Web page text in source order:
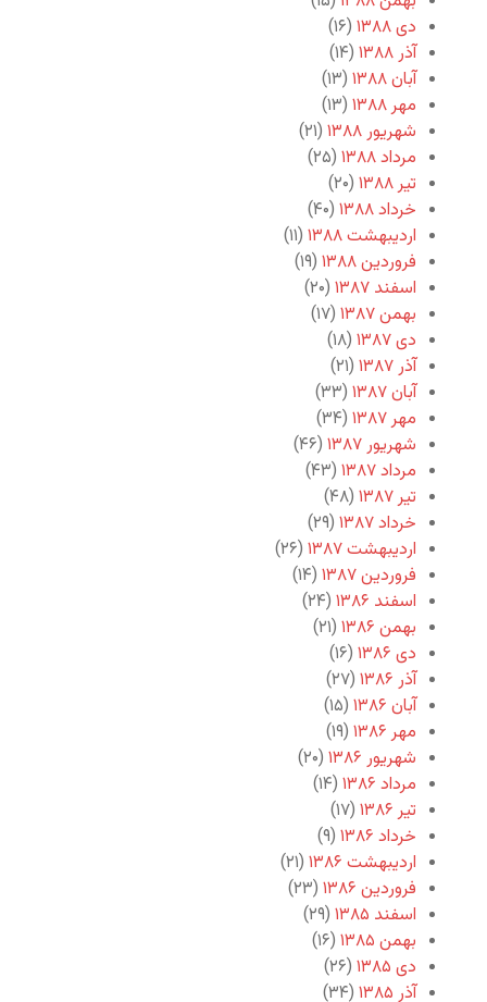
دی ۱۳۸۸
(۱۶)
آذر ۱۳۸۸
(۱۴)
آبان ۱۳۸۸
(۱۳)
مهر ۱۳۸۸
(۱۳)
شهریور ۱۳۸۸
(۲۱)
مرداد ۱۳۸۸
(۲۵)
تیر ۱۳۸۸
(۲۰)
خرداد ۱۳۸۸
(۴۰)
اردیبهشت ۱۳۸۸
(۱۱)
فروردین ۱۳۸۸
(۱۹)
اسفند ۱۳۸۷
(۲۰)
بهمن ۱۳۸۷
(۱۷)
دی ۱۳۸۷
(۱۸)
آذر ۱۳۸۷
(۲۱)
آبان ۱۳۸۷
(۳۳)
مهر ۱۳۸۷
(۳۴)
شهریور ۱۳۸۷
(۴۶)
مرداد ۱۳۸۷
(۴۳)
تیر ۱۳۸۷
(۴۸)
خرداد ۱۳۸۷
(۲۹)
اردیبهشت ۱۳۸۷
(۲۶)
فروردین ۱۳۸۷
(۱۴)
اسفند ۱۳۸۶
(۲۴)
بهمن ۱۳۸۶
(۲۱)
دی ۱۳۸۶
(۱۶)
آذر ۱۳۸۶
(۲۷)
آبان ۱۳۸۶
(۱۵)
مهر ۱۳۸۶
(۱۹)
شهریور ۱۳۸۶
(۲۰)
مرداد ۱۳۸۶
(۱۴)
تیر ۱۳۸۶
(۱۷)
خرداد ۱۳۸۶
(۹)
اردیبهشت ۱۳۸۶
(۲۱)
فروردین ۱۳۸۶
(۲۳)
اسفند ۱۳۸۵
(۲۹)
بهمن ۱۳۸۵
(۱۶)
دی ۱۳۸۵
(۲۶)
آذر ۱۳۸۵
(۳۴)